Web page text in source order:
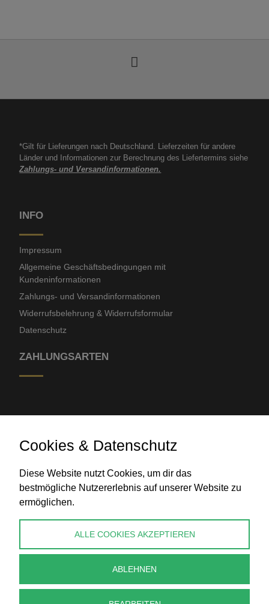
*Gilt für Lieferungen nach Deutschland. Lieferzeiten für andere
Länder und Informationen zur Berechnung des Liefertermins siehe
Zahlungs- und Versandinformationen.
INFO
Impressum
Allgemeine Geschäftsbedingungen mit
Kundeninformationen
Zahlungs- und Versandinformationen
Widerrufsbelehrung & Widerrufsformular
Datenschutz
ZAHLUNGSARTEN
Banküberweisung
info@perlenpresse.de
Vertrag widerrufen
Cookies & Datenschutz
Diese Website nutzt Cookies, um dir das
bestmögliche Nutzererlebnis auf unserer Website zu
ermöglichen.
ALLE COOKIES AKZEPTIEREN
ABLEHNEN